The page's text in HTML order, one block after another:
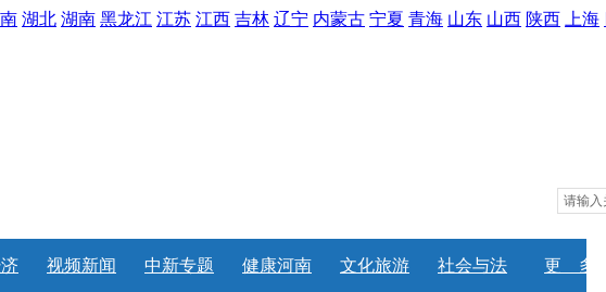
湖北 湖南 黑龙江 江苏 江西 吉林 辽宁 内蒙古 宁夏 青海 山东 山西 陕西 上海
视频新闻 中新专题 健康河南 文化旅游 社会与法 更 多